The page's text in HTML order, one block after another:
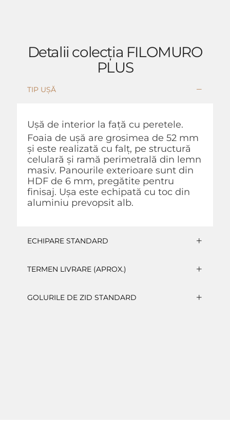
Detalii colecția FILOMURO
PLUS
TIP UȘĂ
Ușă de interior la față cu peretele.
Foaia de ușă are grosimea de 52 mm
și este realizată cu falț, pe structură
celulară și ramă perimetrală din lemn
masiv. Panourile exterioare sunt din
HDF de 6 mm, pregătite pentru
finisaj. Ușa este echipată cu toc din
aluminiu prevopsit alb.
ECHIPARE STANDARD
TERMEN LIVRARE (APROX.)
GOLURILE DE ZID STANDARD